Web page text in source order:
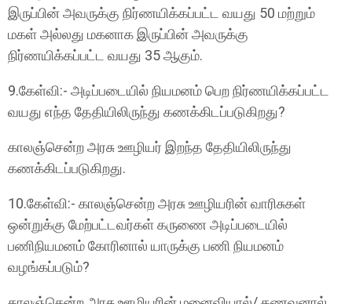
இருப்பின் அவருக்கு நிர்ணயிக்கப்பட்ட வயது 50 மற்றும்
மகள் அல்லது மகனாக இருப்பின் அவருக்கு
நிர்ணயிக்கப்பட்ட வயது 35 ஆகும்.
9.கேள்வி:- அடிப்படையில் நியமனம் பெற நிர்ணயிக்கப்பட்ட
வயது எந்த தேதியிலிருந்து கணக்கிடப்படுகிறது?
காலஞ்சென்ற அரசு ஊழியர் இறந்த தேதியிலிருந்து
கணக்கிடப்படுகிறது.
10.கேள்வி:- காலஞ்சென்ற அரசு ஊழியரின் வாரிசுகள்
ஒன்றுக்கு மேற்பட்டவர்கள் கருணை அடிப்படையில்
பணிநியமனம் கோரினால் யாருக்கு பணி நியமனம்
வழங்கப்படும்?